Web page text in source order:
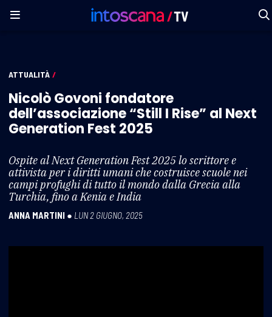
ATTUALITÀ /
Nicolò Govoni fondatore
dell’associazione “Still I Rise” al Next
Generation Fest 2025
Ospite al Next Generation Fest 2025 lo scrittore e
attivista per i diritti umani che costruisce scuole nei
campi profughi di tutto il mondo dalla Grecia alla
Turchia, fino a Kenia e India
ANNA MARTINI ● LUN 2 GIUGNO, 2025